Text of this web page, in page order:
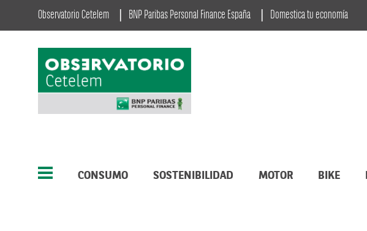
Observatorio Cetelem BNP Paribas Personal Finance España Domestica tu economía
CONSUMO SOSTENIBILIDAD MOTOR BIKE